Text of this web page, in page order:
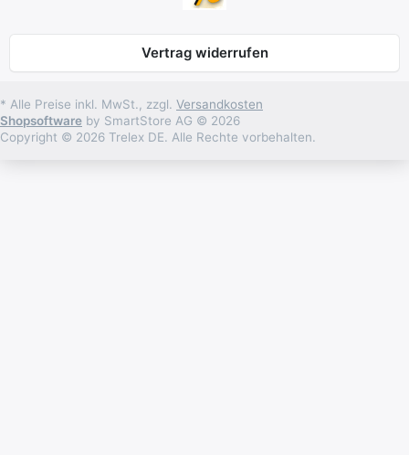
Vertrag widerrufen
* Alle Preise inkl. MwSt., zzgl. Versandkosten
Shopsoftware by SmartStore AG © 2026
Copyright © 2026 Trelex DE. Alle Rechte vorbehalten.